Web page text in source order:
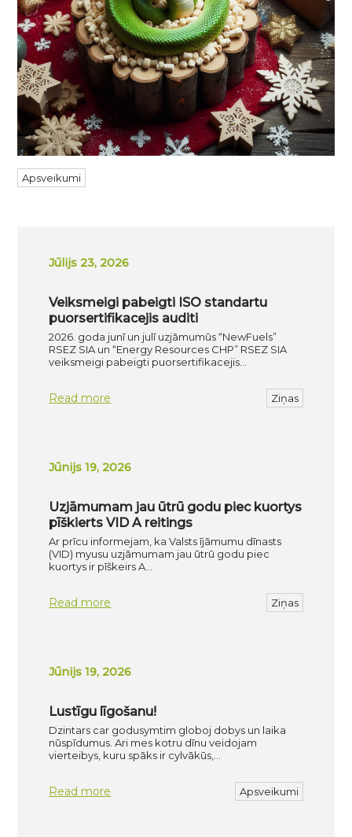
Apsveikumi
Jūlijs 23, 2026
Veiksmeigi pabeigti ISO standartu
puorsertifikacejis auditi
2026. goda junī un julī uzjāmumūs “NewFuels”
RSEZ SIA un “Energy Resources CHP” RSEZ SIA
veiksmeigi pabeigti puorsertifikacejis…
Read more Ziņas
Jūnijs 19, 2026
Uzjāmumam jau ūtrū godu piec kuortys
pīškierts VID A reitings
Ar prīcu informejam, ka Valsts ījāmumu dīnasts
(VID) myusu uzjāmumam jau ūtrū godu piec
kuortys ir pīškeirs A…
Read more Ziņas
Jūnijs 19, 2026
Lustīgu līgošanu!
Dzintars car godusymtim globoj dobys un laika
nūspīdumus. Ari mes kotru dīnu veidojam
vierteibys, kuru spāks ir cylvākūs,…
Read more Apsveikumi